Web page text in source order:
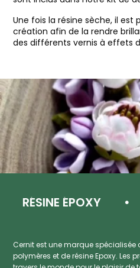
Une fois la résine sèche, il est
création afin de la rendre
des différents vernis à effets
RÉSINE ÉPOXY
Cernit est une marque
polymères et de résine Epoxy. Les